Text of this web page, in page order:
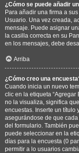
¿Cómo se puede añadir
Para añadir una firma a
Usuario. Una vez creada,
mensaje. Puede asignar
la casilla correcta en su
en los mensajes, debe
Arriba
¿Cómo creo una
Cuando inicia un nuevo
clic en la etiqueta
no la visualiza, significa
encuestas. Inserte un título
asegurándose de que
del formulario. También
puede seleccionar en la
días para la encuesta (0
permitir a lo usuarios